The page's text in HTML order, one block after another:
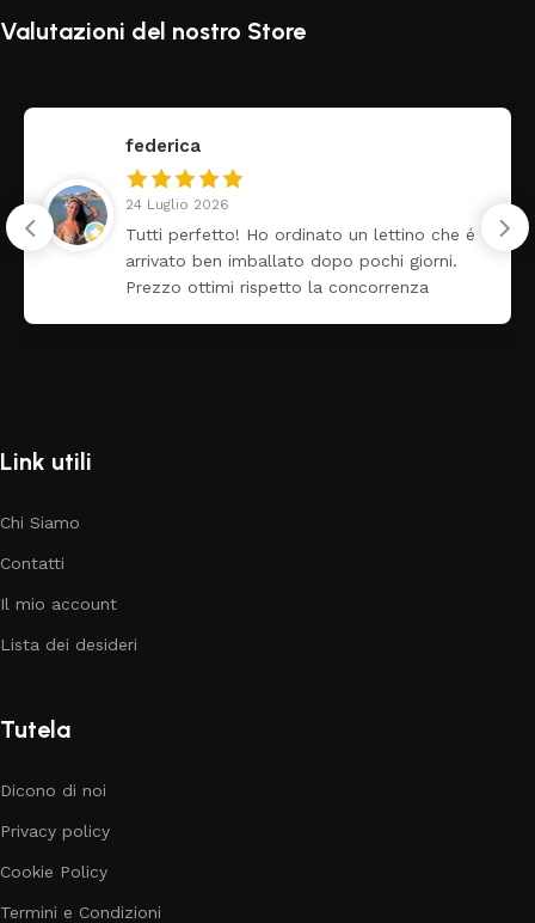
Valutazioni del nostro Store
federica
24 Luglio 2026
Tutti perfetto! Ho ordinato un lettino che é
arrivato ben imballato dopo pochi giorni.
Prezzo ottimi rispetto la concorrenza
Link utili
Chi Siamo
Contatti
Il mio account
Lista dei desideri
Tutela
Dicono di noi
Privacy policy
Cookie Policy
Termini e Condizioni